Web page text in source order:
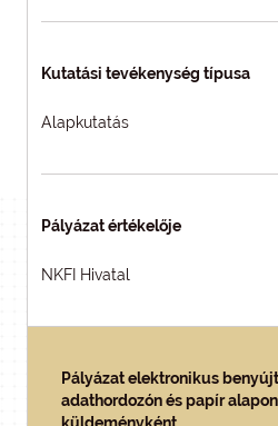
Kutatási tevékenység típusa
Alapkutatás
Pályázat értékelője
NKFI Hivatal
Pályázat elektronikus
adathordozón és papír